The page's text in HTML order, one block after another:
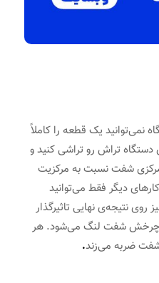
نمی‌توانید یک قطعه را کاملاً
دستگاه تراش رو تراشی کنید و
مرکزی شفت نسبت به مرکزیت
دیگر فقط می‌توانید
نتیجه‌ی نهایی تاثیرگذار
چرخش شفت لنگ می‌شود. هر
ضربه می‌زند.